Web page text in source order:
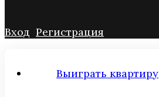
Вход Регистрация
Выиграть квартиру